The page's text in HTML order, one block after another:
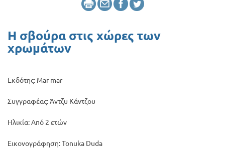
Η σβούρα στις χώρες των
χρωμάτων
Εκδότης: Mar mar
Συγγραφέας: Άντζυ Κάντζου
Ηλικία: Από 2 ετών
Εικονογράφηση: Tonuka Duda